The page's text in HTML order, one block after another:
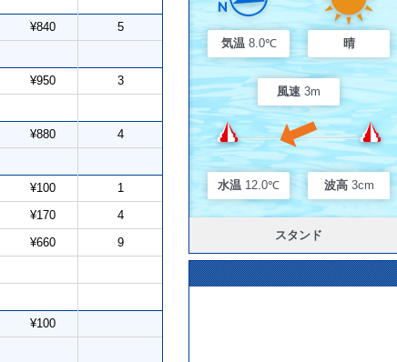
¥840 5
¥950 3
¥880 4
¥100 1
¥170 4
¥660 9
¥100
気温 8.0℃ 晴
風速 3m
水温 12.0℃ 波高 3cm
スタンド